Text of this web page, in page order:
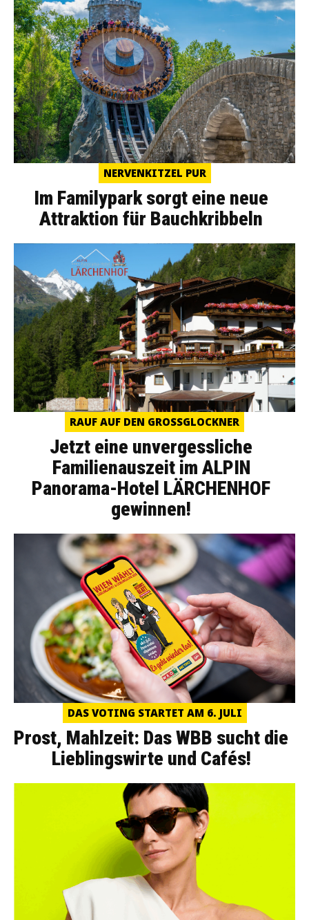
NERVENKITZEL PUR
Im Familypark sorgt eine neue
Attraktion für Bauchkribbeln
RAUF AUF DEN GROSSGLOCKNER
Jetzt eine unvergessliche
Familienauszeit im ALPIN
Panorama-Hotel LÄRCHENHOF
gewinnen!
DAS VOTING STARTET AM 6. JULI
Prost, Mahlzeit: Das WBB sucht die
Lieblingswirte und Cafés!